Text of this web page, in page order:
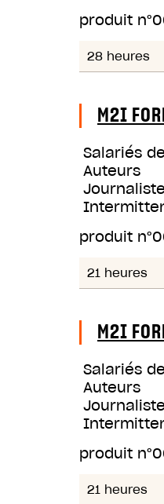
produit n°
28 heures
M2I
Salariés
Auteurs
produit n°
21 heures
M2I
Salariés
Auteurs
produit n°
21 heures